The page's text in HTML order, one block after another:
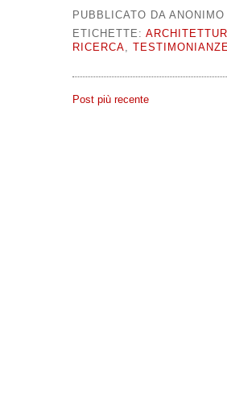
PUBBLICATO DA ANONIMO
ETICHETTE:
RICERCA,
Post più recente